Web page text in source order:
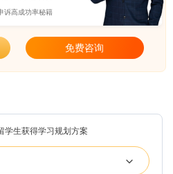
诉高成功率秘籍
免费咨询
学生获得学习规划方案